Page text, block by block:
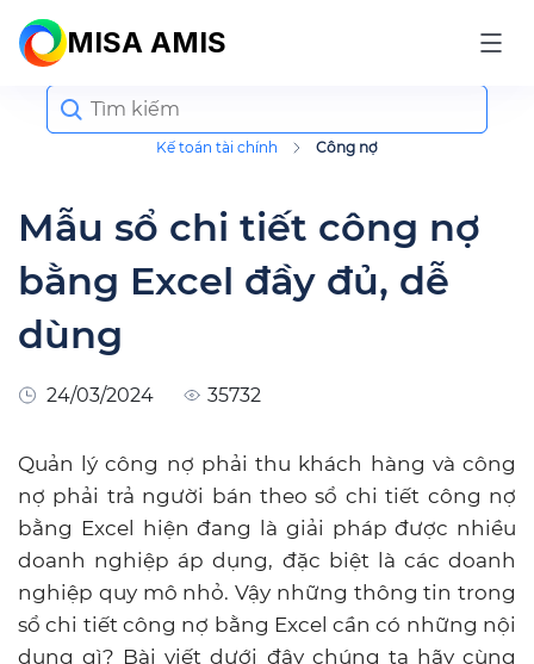
MISA AMIS
Kế toán tài chính Công nợ
Search
for:
Mẫu sổ chi tiết công nợ
bằng Excel đầy đủ, dễ
dùng
24/03/2024 35732
Quản lý công nợ phải thu khách hàng và công
nợ phải trả người bán theo sổ chi tiết công nợ
bằng Excel hiện đang là giải pháp được nhiều
doanh nghiệp áp dụng, đặc biệt là các doanh
nghiệp quy mô nhỏ. Vậy những thông tin trong
sổ chi tiết công nợ bằng Excel cần có những nội
dung gì? Bài viết dưới đây chúng ta hãy cùng